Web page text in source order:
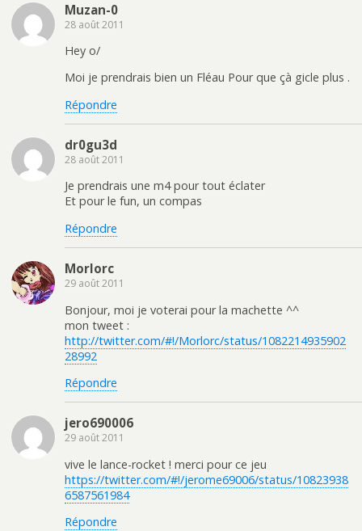
Muzan-0
28 août 2011
Hey o/
Moi je prendrais bien un Fléau Pour que çà gicle plus .
Répondre
dr0gu3d
28 août 2011
Je prendrais une m4 pour tout éclater
Et pour le fun, un compas
Répondre
Morlorc
29 août 2011
Bonjour, moi je voterai pour la machette ^^
mon tweet :
http://twitter.com/#!/Morlorc/status/1082214935902
28992
Répondre
jero690006
29 août 2011
vive le lance-rocket ! merci pour ce jeu
https://twitter.com/#!/jerome69006/status/10823938
6587561984
Répondre